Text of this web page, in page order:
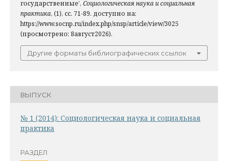
государственные’, Социологическая наука и социальная
практика, (1), сс. 71-89. доступно на:
https://www.socnp.ru/index.php/snsp/article/view/3025
(просмотрено: 8август2026).
Другие форматы библиографических ссылок
ВЫПУСК
№ 1 (2014): Социологическая наука и социальная
практика
РАЗДЕЛ